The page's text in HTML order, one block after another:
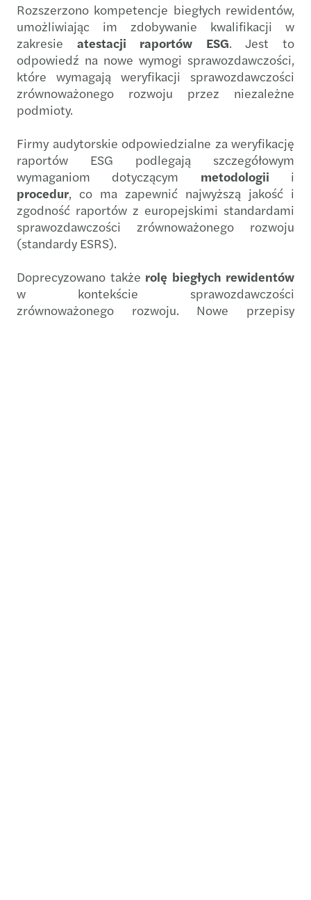
Rozszerzono kompetencje biegłych rewidentów,
umożliwiając im zdobywanie kwalifikacji w
zakresie atestacji raportów ESG. Jest to
odpowiedź na nowe wymogi sprawozdawczości,
które wymagają weryfikacji sprawozdawczości
zrównoważonego rozwoju przez niezależne
podmioty.
Firmy audytorskie odpowiedzialne za weryfikację
raportów ESG podlegają szczegółowym
wymaganiom dotyczącym metodologii i
procedur, co ma zapewnić najwyższą jakość i
zgodność raportów z europejskimi standardami
sprawozdawczości zrównoważonego rozwoju
(standardy ESRS).
Doprecyzowano także rolę biegłych rewidentów
w kontekście sprawozdawczości
zrównoważonego rozwoju. Nowe przepisy